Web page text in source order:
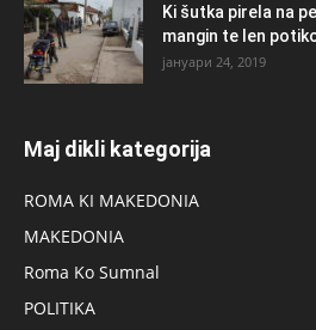
Ki šutka pirela na
mangin te len
јануари 24, 2019
Maj dikli kategorija
ROMA KI MAKEDONIA
MAKEDONIA
Roma Ko Sumnal
POLITIKA